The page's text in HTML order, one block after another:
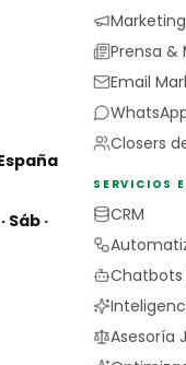
Sáb ·
Prensa &
Email
Closers
SERVICIOS
CRM
Chatbots
Asesoría